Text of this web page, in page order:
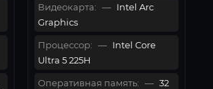
Видеокарта: — Intel Arc
Graphics
Процессор: — Intel Core
Ultra 5 225H
Оперативная память: — 32